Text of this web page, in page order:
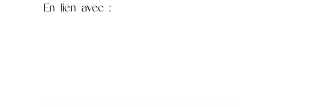
En lien avec :